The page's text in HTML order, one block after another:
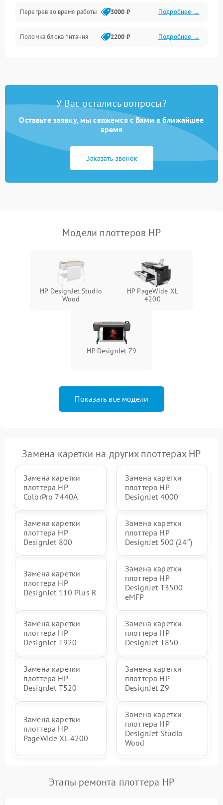
Корпус/Герметичность
Интерфейсы
Перегрев во время работы 3000 ₽ Подробнее →
Поломка блока питания 2200 ₽ Подробнее →
У Вас остались вопросы?
Оставьте заявку, мы свяжемся с Вами в ближайшее
время
Заказать звонок
Модели плоттеров HP
HP DesignJet Studio
Wood
HP PageWide XL
4200
HP DesignJet Z9
Показать все модели
Замена каретки на других плоттерах HP
Замена каретки
плоттера HP
ColorPro 7440A
Замена каретки
плоттера HP
DesignJet 4000
Замена каретки
плоттера HP
DesignJet 800
Замена каретки
плоттера HP
DesignJet 500 (24″)
Замена каретки
плоттера HP
DesignJet 110 Plus R
Замена каретки
плоттера HP
DesignJet T3500
eMFP
Замена каретки
плоттера HP
DesignJet T920
Замена каретки
плоттера HP
DesignJet T850
Замена каретки
плоттера HP
DesignJet T520
Замена каретки
плоттера HP
DesignJet Z9
Замена каретки
плоттера HP
PageWide XL 4200
Замена каретки
плоттера HP
DesignJet Studio
Wood
Этапы ремонта плоттера HP